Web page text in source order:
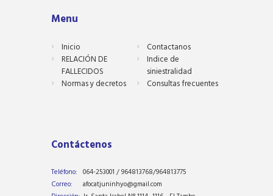
Menu
Inicio
Contactanos
RELACIÓN DE
FALLECIDOS
Indice de
siniestralidad
Normas y decretos
Consultas frecuentes
Contáctenos
Teléfono: 064-253001 / 964813768/964813775
Correo:
afocatjuninhyo@gmail.com